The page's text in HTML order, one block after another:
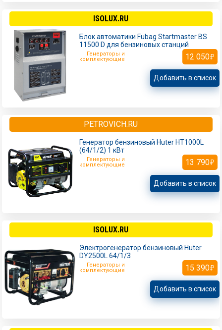
ISOLUX.RU
Блок автоматики Fubag Startmaster BS
11500 D для бензиновых станций
Генераторы и
комплектующие
12 050
Добавить в список
PETROVICH.RU
Генератор бензиновый Huter HT1000L
(64/1/2) 1 кВт
Генераторы и
комплектующие
13 790
Добавить в список
ISOLUX.RU
Электрогенератор бензиновый Huter
DY2500L 64/1/3
Генераторы и
комплектующие
15 390
Добавить в список